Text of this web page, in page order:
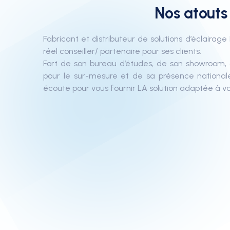
Nos atouts
Fabricant et distributeur de solutions d’éclairage
réel conseiller/ partenaire pour ses clients.
Fort de son bureau d’études, de son
pour le sur-mesure et de sa présence
écoute pour vous fournir LA solution adaptée à